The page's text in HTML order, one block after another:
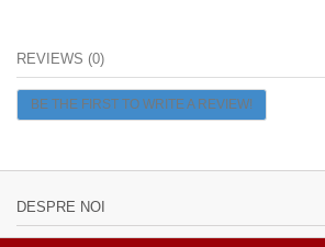
REVIEWS (0)
BE THE FIRST TO WRITE A REVIEW!
DESPRE NOI